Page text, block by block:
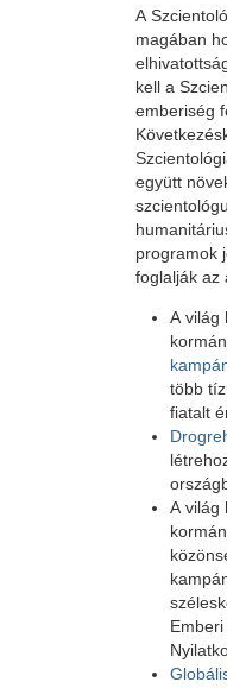
A
magában
kell a
emberiség
együtt
programok
foglalják az
A világ
több
fiatalt
A világ